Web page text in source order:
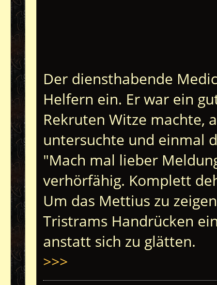
Der diensthabende
Helfern ein. Er war ein
Rekruten Witze machte,
untersuchte und einmal
"Mach mal lieber
verhörfähig. Komplett
Um das Mettius zu
Tristrams Handrücken
anstatt sich zu glätten.
>>>